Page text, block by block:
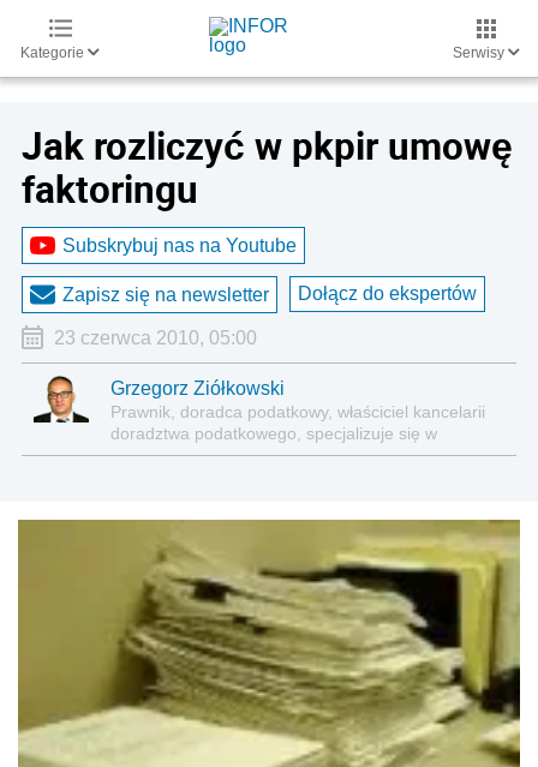
Kategorie Serwisy
Jak rozliczyć w pkpir umowę
faktoringu
Subskrybuj nas na Youtube
Zapisz się na newsletter Dołącz do ekspertów
23 czerwca 2010, 05:00
Grzegorz Ziółkowski
Prawnik, doradca podatkowy, właściciel kancelarii
doradztwa podatkowego, specjalizuje się w
podatkach dochodowych, zarówno od osób